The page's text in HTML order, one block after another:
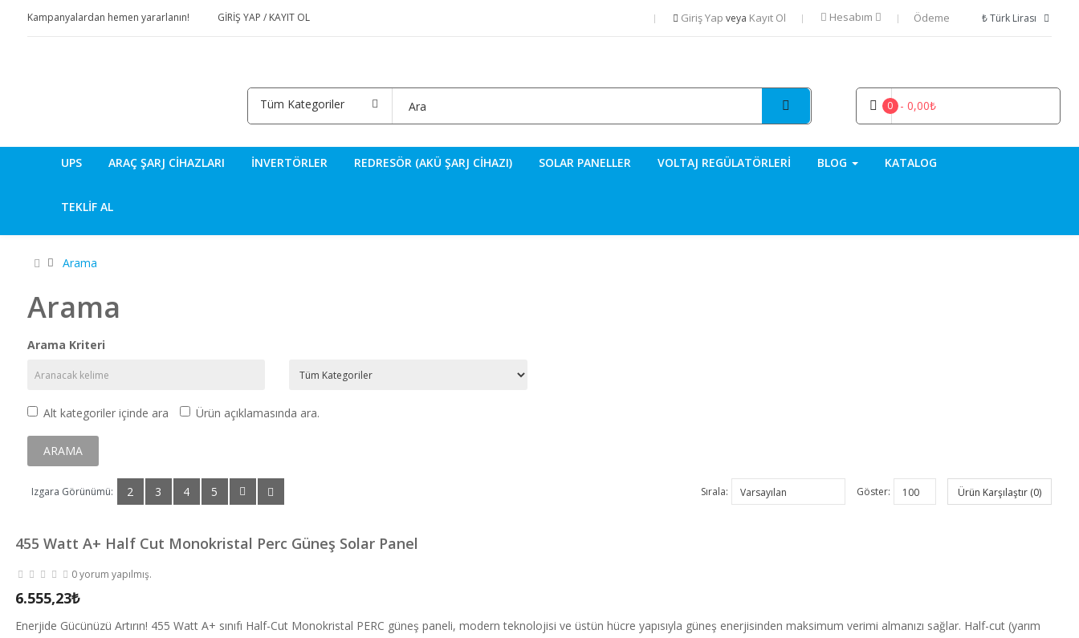
Kampanyalardan hemen yararlanın! GIRIŞ YAP / KAYIT OL Giriş Yapveya Kayıt Ol Hesabım Ödeme
0 - 0,00₺
UPS ARAÇ ŞARJ CIHAZLARI İNVERTÖRLER REDRESÖR (AKÜ ŞARJ CIHAZI) SOLAR PANELLER VOLTAJ REGÜLATÖRLERI BLOG KATALOG
TEKLIF AL
Arama
Arama
Arama Kriteri
Alt kategoriler içinde ara Ürün açıklamasında ara.
Izgara Görünümü: 2 3 4 5 Sırala: Göster: Ürün Karşılaştır (0)
455 Watt A+ Half Cut Monokristal Perc Güneş Solar Panel
0 yorum yapılmış.
6.555,23₺
Enerjide Gücünüzü Artırın! 455 Watt A+ sınıfı Half-Cut Monokristal PERC güneş paneli, modern teknolojisi ve üstün hücre yapısıyla güneş enerjisinden maksimum verimi almanızı sağlar. Half-cut (yarım